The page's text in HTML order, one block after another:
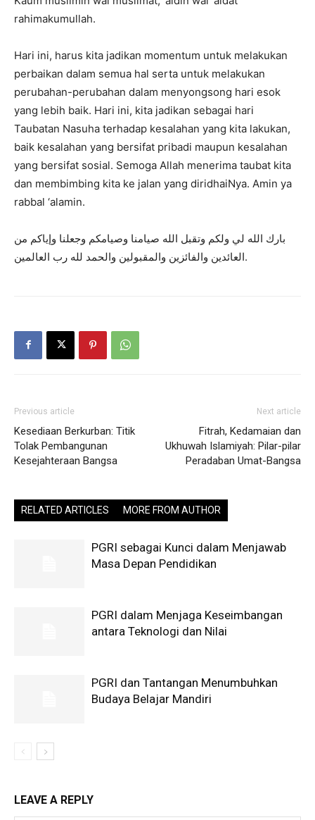
rahimakumullah.
Hari ini, harus kita jadikan momentum untuk melakukan
perbaikan dalam semua hal serta untuk melakukan
perubahan-perubahan dalam menyongsong hari esok
yang lebih baik. Hari ini, kita jadikan sebagai hari
Taubatan Nasuha terhadap kesalahan yang kita lakukan,
baik kesalahan yang bersifat pribadi maupun kesalahan
yang bersifat sosial. Semoga Allah menerima taubat kita
dan membimbing kita ke jalan yang diridhaiNya. Amin ya
rabbal ‘alamin.
بارك الله لي ولكم وتقبل الله صيامنا وصيامكم وجعلنا وإياكم من
العائدين والفائزين والمقبولين والحمد لله رب العالمين.
Previous article
Kesediaan Berkurban: Titik
Tolak Pembangunan
Kesejahteraan Bangsa
Next article
Fitrah, Kedamaian dan
Ukhuwah Islamiyah: Pilar-pilar
Peradaban Umat-Bangsa
RELATED ARTICLES MORE FROM AUTHOR
PGRI sebagai Kunci dalam Menjawab
Masa Depan Pendidikan
PGRI dalam Menjaga Keseimbangan
antara Teknologi dan Nilai
PGRI dan Tantangan Menumbuhkan
Budaya Belajar Mandiri
LEAVE A REPLY